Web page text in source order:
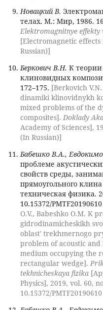
Новацкий В.
телах. М.: Мир, 1986.
Elektromagnitnye
[Electromagnetic
Russian)]
Беркович В.Н. К
клиновидных
172–175. [Berkovich
dinamiki klinovidnykh
mixed problems of the
composites]. Doklady
Academy of Sciences],
(In Russian)]
Бабешко В.А.,
проблеме
свойств среды,
прямоугольного
техническая физика.
10.15372/PMTF20190610
O.V., Babeshko O.M. K
gidrodinamicheskikh
oblast' trekhmernogo
problem of acoustic
medium occupying the
rectangular wedge].
tekhnicheskaya fizika
Physics], 2019, vol. 60,
10.15372/